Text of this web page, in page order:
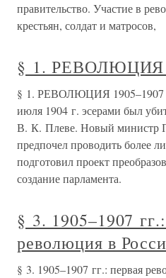
правительство. Участие в
крестьян, солдат и матросов,
§ 1. РЕВОЛЮЦИЯ
§ 1. РЕВОЛЮЦИЯ 1905–1907
июля 1904 г. эсерами был
В. К. Плеве. Новый министр
предпочел проводить более
подготовил проект
создание парламента.
§ 3. 1905–1907
революция в
§ 3. 1905–1907 гг.: первая